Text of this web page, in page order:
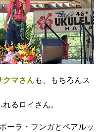
クマさんも、もちろんス
るロイさん。
ーラ・フンガとペアルッ